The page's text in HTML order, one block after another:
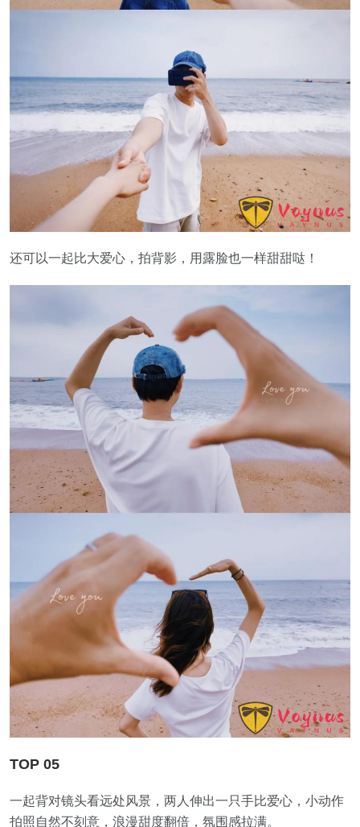
还可以一起比大爱心，拍背影，用露脸也一样甜甜哒！
TOP 05
一起背对镜头看远处风景，两人伸出一只手比爱心，小动作
拍照自然不刻意，浪漫甜度翻倍，氛围感拉满。